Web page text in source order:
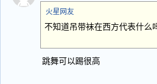
火星网友
不知道吊带袜在西方代表什么
跳舞可以踢很高